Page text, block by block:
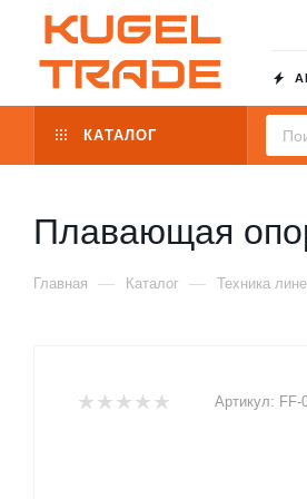
КАТАЛОГ
Плавающая
Главная — Каталог — Техника
Артикул: FF-